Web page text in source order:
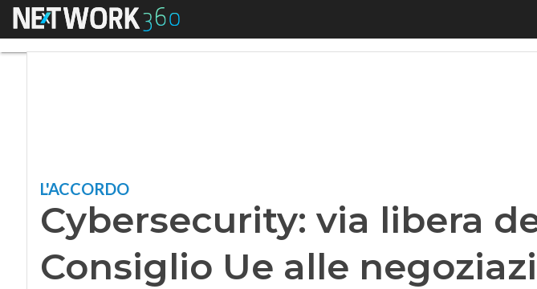
Menu Cybersecurity: via libera del Consiglio Ue
L'ACCORDO
Cybersecurity: via libera
Consiglio Ue alle